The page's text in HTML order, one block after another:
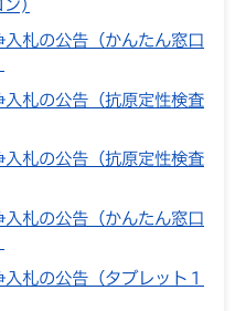
ン)
札の公告（かんたん窓口
札の公告（抗原定性検査
札の公告（抗原定性検査
札の公告（かんたん窓口
札の公告（タブレット１